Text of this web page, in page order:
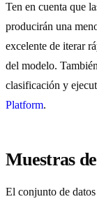
Ten en cuenta que
producirán una
excelente de iterar
del modelo.
clasificación y
Platform.
Muestras
El conjunto de